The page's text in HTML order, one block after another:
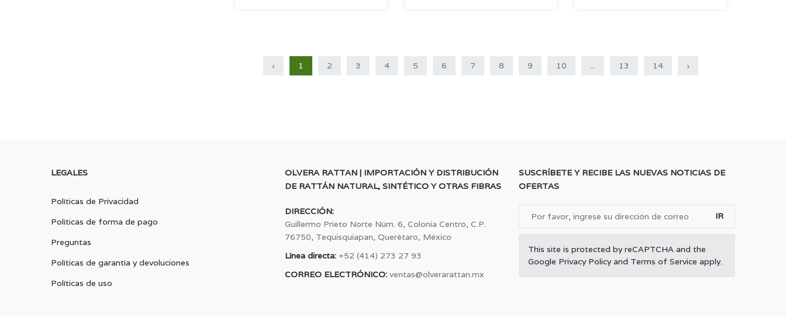
‹ 1 2 3 4 5 6 7 8 9 10 ... 13 14 ›
LEGALES
Políticas de Privacidad
Políticas de forma de pago
Preguntas
Políticas de garantía y devoluciones
Políticas de uso
OLVERA RATTAN | IMPORTACIÓN Y DISTRIBUCIÓN
DE RATTÁN NATURAL, SINTÉTICO Y OTRAS FIBRAS
DIRECCIÓN:
Guillermo Prieto Norte Núm. 6, Colonia Centro, C.P.
76750, Tequisquiapan, Querétaro, México
Línea directa: +52 (414) 273 27 93
CORREO ELECTRÓNICO: ventas@olverarattan.mx
SUSCRÍBETE Y RECIBE LAS NUEVAS NOTICIAS DE
OFERTAS
IR
This site is protected by reCAPTCHA and the
Google Privacy Policyand Terms of Service apply.